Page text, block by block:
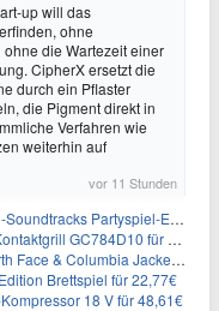
up will das
ohne
die Wartezeit einer
CipherX ersetzt die
durch ein Pflaster
die Pigment direkt in
Verfahren wie
weiterhin auf
vor 11 Stunden
Partyspiel-Erweiterung für 6,99€
GC784D10 für 239,99€
& Columbia Jacken ab 39,60€
Brettspiel für 22,77€
18 V für 48,61€